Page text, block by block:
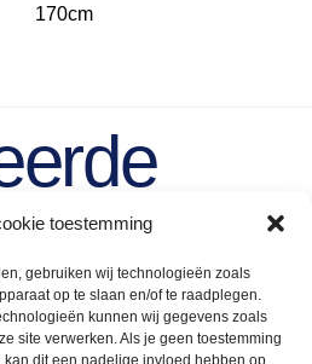
toestemming
gebruiken wij technologieën zoals
op te slaan en/of te raadplegen.
kunnen wij gegevens zoals
site verwerken. Als je geen toestemming
kan dit een nadelige invloed hebben op
170cm